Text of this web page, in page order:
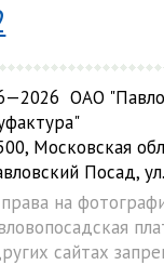
ОАО
Московская
Посад,
на
сайтах